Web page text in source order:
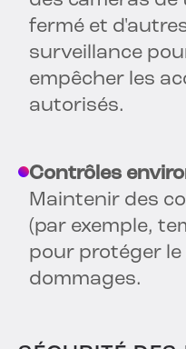
fermé et
surveillance
empêcher les
autorisés.
Contrôles
Maintenir des
(par exemple,
pour protéger
dommages.